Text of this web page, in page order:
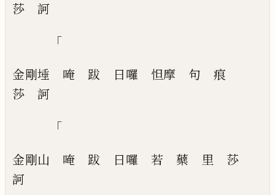
莎
訶
「
金剛埵 唵 跋 日囉 怛摩 句
痕
莎
訶
「
金剛山 唵 跋 日囉 若 蘗 里
莎
訶